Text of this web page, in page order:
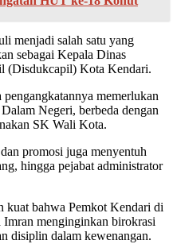
menjadi salah satu yang
sebagai Kepala Dinas
(Disdukcapil) Kota Kendari.
memerlukan
Negeri, berbeda dengan
SK Wali Kota.
promosi juga menyentuh
hingga pejabat administrator
kuat bahwa Pemkot Kendari di
menginginkan birokrasi
disiplin dalam kewenangan.